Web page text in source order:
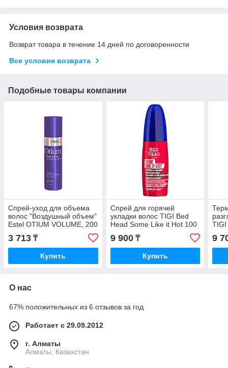
Условия возврата
Возврат товара в течение 14 дней по договоренности
Все условия возврата
Подобные товары компании
Спрей-уход для объема
волос "Воздушный объем"
Estel OTIUM VOLUME, 200
3 713 ₸
Купить
Спрей для горячей
укладки волос TIGI Bed
Head Some Like it Hot 100
9 900₸
Купить
TIGI
9
О нас
67% положительных из 6 отзывов за год
Работает с 29.09.2012
г. Алматы
Алматы, Казахстан